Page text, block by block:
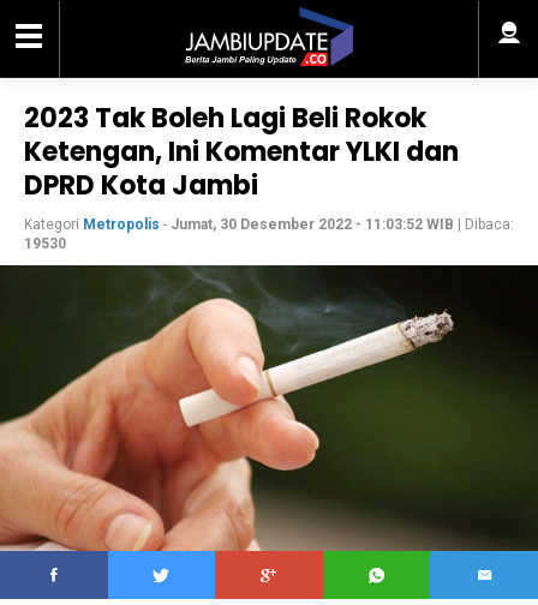
2023 Tak Boleh Lagi Beli Rokok
Ketengan, Ini Komentar YLKI dan
DPRD Kota Jambi
Kategori Metropolis - Jumat, 30 Desember 2022 - 11:03:52 WIB | Dibaca:
19530